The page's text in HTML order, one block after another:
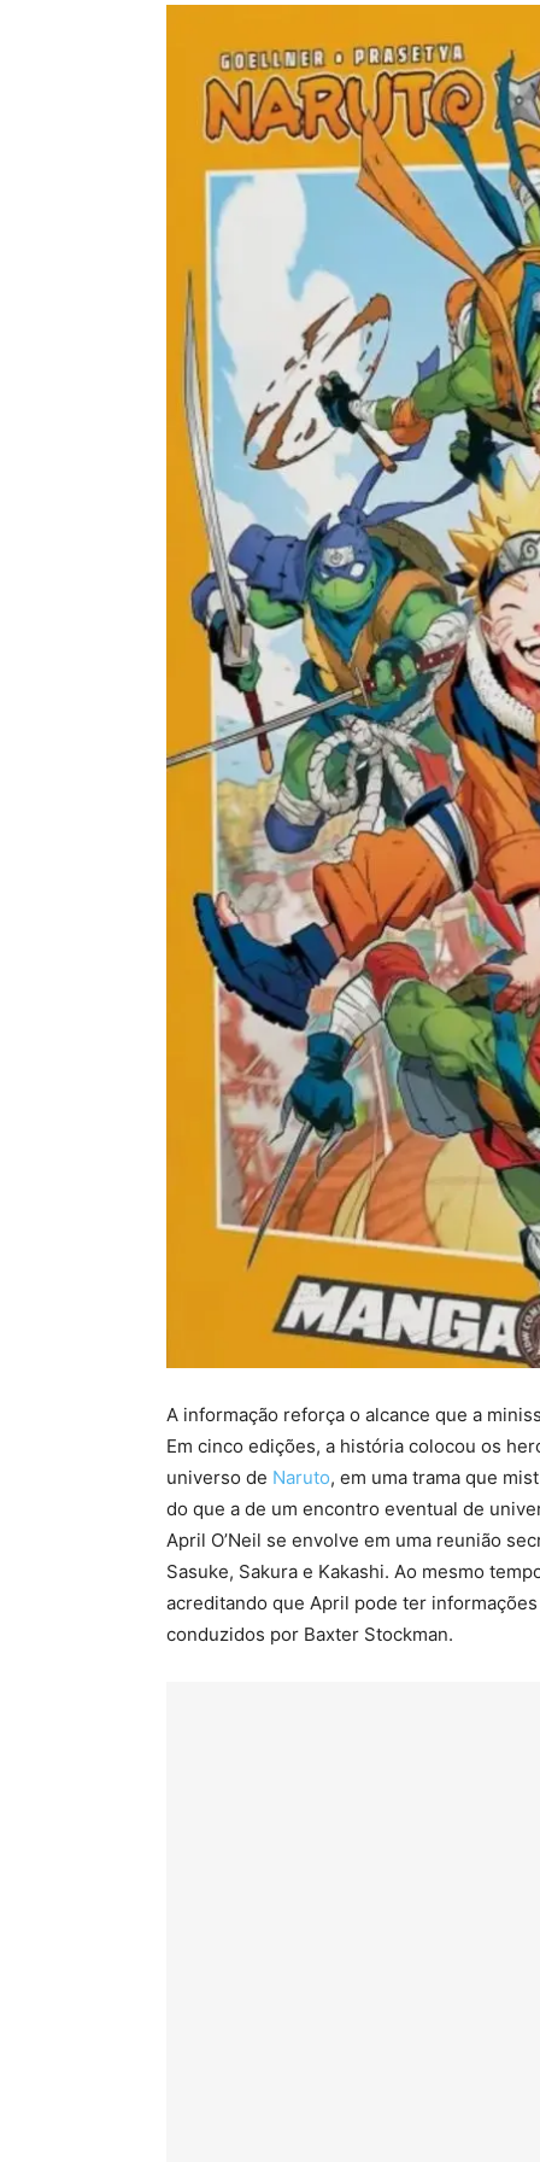
A informação reforça o alcance que a
Em cinco edições, a história colocou os
universo de Naruto, em uma trama que
do que a de um encontro eventual de
April O’Neil se envolve em uma reunião
Sasuke, Sakura e Kakashi. Ao mesmo
acreditando que April pode ter
conduzidos por Baxter Stockman.